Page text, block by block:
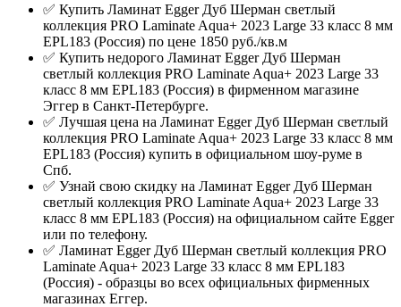
✅ Купить Ламинат Egger Дуб Шерман светлый
коллекция PRO Laminate Aqua+ 2023 Large 33 класс 8 мм
EPL183 (Россия) по цене 1850 руб./кв.м
✅ Купить недорого Ламинат Egger Дуб Шерман
светлый коллекция PRO Laminate Aqua+ 2023 Large 33
класс 8 мм EPL183 (Россия) в фирменном магазине
Эггер в Санкт-Петербурге.
✅ Лучшая цена на Ламинат Egger Дуб Шерман светлый
коллекция PRO Laminate Aqua+ 2023 Large 33 класс 8 мм
EPL183 (Россия) купить в официальном шоу-руме в
Спб.
✅ Узнай свою скидку на Ламинат Egger Дуб Шерман
светлый коллекция PRO Laminate Aqua+ 2023 Large 33
класс 8 мм EPL183 (Россия) на официальном сайте Egger
или по телефону.
✅ Ламинат Egger Дуб Шерман светлый коллекция PRO
Laminate Aqua+ 2023 Large 33 класс 8 мм EPL183
(Россия) - образцы во всех официальных фирменных
магазинах Еггер.